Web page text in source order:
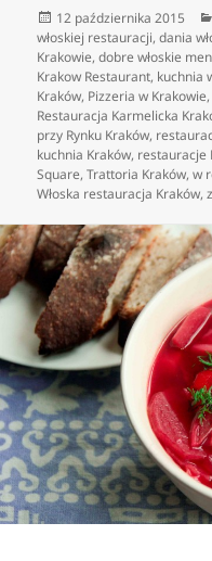
Data
publikacji
12 października 2015
włoskiej restauracji,dania
Krakowie,dobre włoskie
Krakow Restaurant, kuchnia
Kraków, Pizzeria w Krakowie,
Restauracja Karmelicka
przy Rynku Kraków,
kuchnia Kraków, restauracje
Square,Trattoria Kraków,w
Włoska restauracja Kraków,